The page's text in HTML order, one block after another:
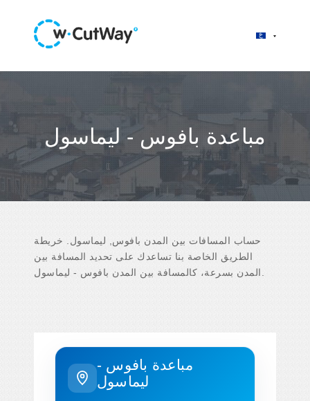
مباعدة بافوس - ليماسول
حساب المسافات بين المدن بافوس, ليماسول. خريطة
الطريق الخاصة بنا تساعدك على تحديد المسافة بين
مباعدة بافوس -
ليماسول